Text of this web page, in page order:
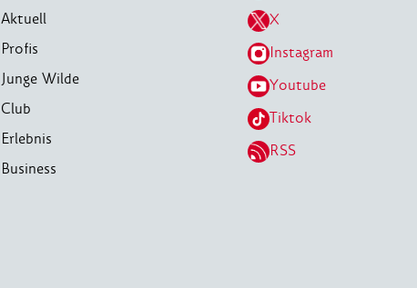
Aktuell
Profis
Junge Wilde
Club
Erlebnis
Business
X
Instagram
Youtube
Tiktok
RSS